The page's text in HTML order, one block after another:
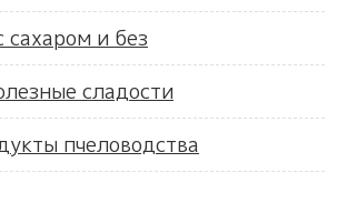
сахаром и без
сладости
пчеловодства